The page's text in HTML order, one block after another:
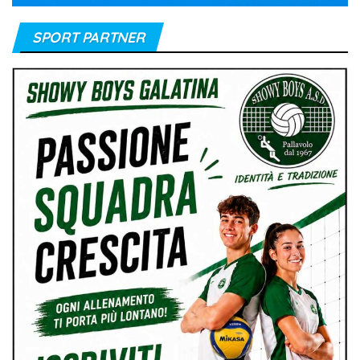
SPORT PARTNER